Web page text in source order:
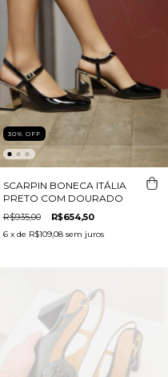
30% OFF
SCARPIN BONECA ITÁLIA
PRETO COM DOURADO
R$935,00 R$654,50
6 x de R$109,08 sem juros